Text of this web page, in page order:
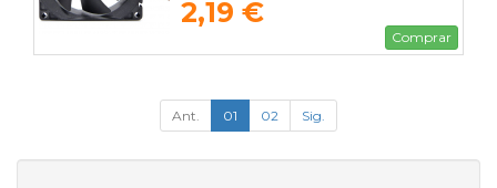
2,19 €
Comprar
Ant. 01 02 Sig.